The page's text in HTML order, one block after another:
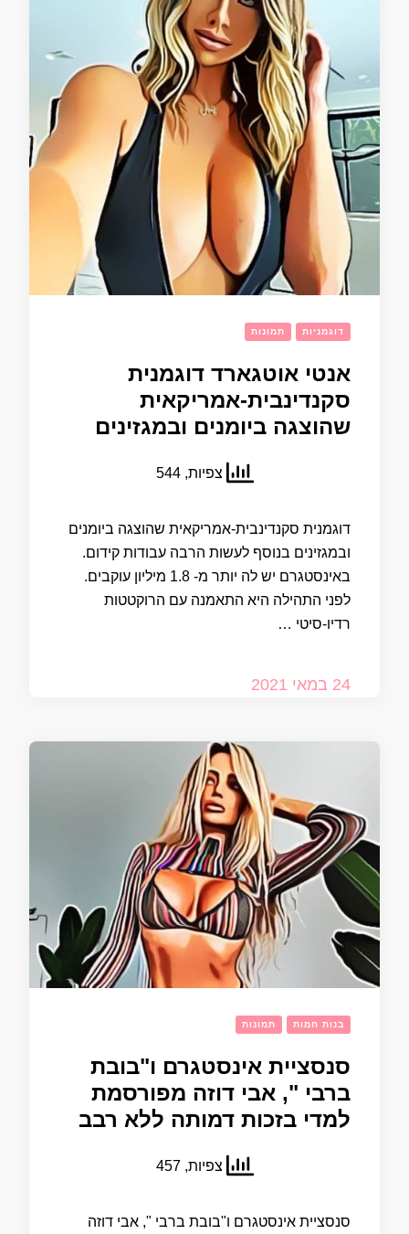
דוגמניות תמונות
אנטי אוטגארד דוגמנית
סקנדינבית-אמריקאית
שהוצגה ביומנים ובמגזינים
צפיות, 544
דוגמנית סקנדינבית-אמריקאית שהוצגה ביומנים
ובמגזינים בנוסף לעשות הרבה עבודות קידום.
באינסטגרם יש לה יותר מ- 1.8 מיליון עוקבים.
לפני התהילה היא התאמנה עם הרוקטטות
רדיו-סיטי …
24 במאי 2021
בנות חמות תמונות
סנסציית אינסטגרם ו"בובת
ברבי ", אבי דוזה מפורסמת
למדי בזכות דמותה ללא רבב
צפיות, 457
סנסציית אינסטגרם ו"בובת ברבי ", אבי דוזה